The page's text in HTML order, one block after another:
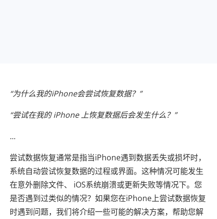
“为什么我的iPhone会尝试恢复数据？”
“尝试在我的 iPhone 上恢复数据后会发生什么？”
...
尝试数据恢复通常是指当iPhone遇到数据丢失或损坏时，
系统自动尝试恢复数据的过程或界面。这种情况可能发生
在意外删除文件、 iOS系统崩溃或更新失败等情况下。您
是否遇到过类似的情况？如果您在iPhone上尝试数据恢复
时遇到问题，我们将介绍一些可能的解决方案，帮助您解